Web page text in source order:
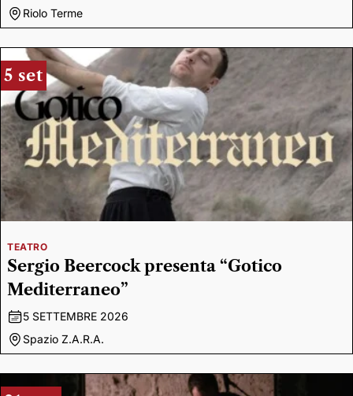
Riolo Terme
5 set
TEATRO
Sergio Beercock presenta “Gotico
Mediterraneo”
5 SETTEMBRE 2026
Spazio Z.A.R.A.